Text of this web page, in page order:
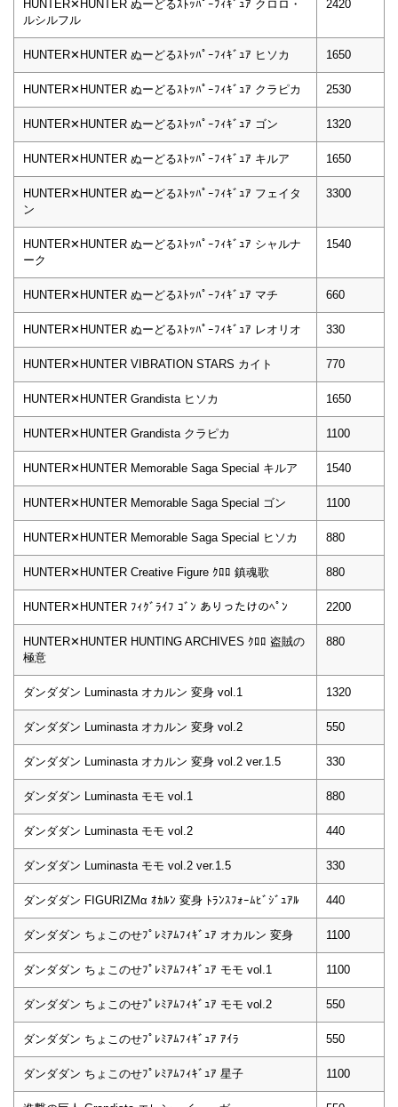
HUNTER✕HUNTER ぬーどるｽﾄｯﾊﾟｰﾌｨｷﾞｭｱ クロロ・
ルシルフル
2420
HUNTER✕HUNTER ぬーどるｽﾄｯﾊﾟｰﾌｨｷﾞｭｱ ヒソカ 1650
HUNTER✕HUNTER ぬーどるｽﾄｯﾊﾟｰﾌｨｷﾞｭｱ クラピカ 2530
HUNTER✕HUNTER ぬーどるｽﾄｯﾊﾟｰﾌｨｷﾞｭｱ ゴン 1320
HUNTER✕HUNTER ぬーどるｽﾄｯﾊﾟｰﾌｨｷﾞｭｱ キルア 1650
HUNTER✕HUNTER ぬーどるｽﾄｯﾊﾟｰﾌｨｷﾞｭｱ フェイタ
ン
3300
HUNTER✕HUNTER ぬーどるｽﾄｯﾊﾟｰﾌｨｷﾞｭｱ シャルナ
ーク
1540
HUNTER✕HUNTER ぬーどるｽﾄｯﾊﾟｰﾌｨｷﾞｭｱ マチ 660
HUNTER✕HUNTER ぬーどるｽﾄｯﾊﾟｰﾌｨｷﾞｭｱ レオリオ 330
HUNTER✕HUNTER VIBRATION STARS カイト 770
HUNTER✕HUNTER Grandista ヒソカ 1650
HUNTER✕HUNTER Grandista クラピカ 1100
HUNTER✕HUNTER Memorable Saga Special キルア 1540
HUNTER✕HUNTER Memorable Saga Special ゴン 1100
HUNTER✕HUNTER Memorable Saga Special ヒソカ 880
HUNTER✕HUNTER Creative Figure ｸﾛﾛ 鎮魂歌 880
HUNTER✕HUNTER ﾌｨｸﾞﾗｲﾌ ｺﾞﾝ ありったけのﾍﾟﾝ 2200
HUNTER✕HUNTER HUNTING ARCHIVES ｸﾛﾛ 盗賊の
極意
880
ダンダダン Luminasta オカルン 変身 vol.1 1320
ダンダダン Luminasta オカルン 変身 vol.2 550
ダンダダン Luminasta オカルン 変身 vol.2 ver.1.5 330
ダンダダン Luminasta モモ vol.1 880
ダンダダン Luminasta モモ vol.2 440
ダンダダン Luminasta モモ vol.2 ver.1.5 330
ダンダダン FIGURIZMα ｵｶﾙﾝ 変身 ﾄﾗﾝｽﾌｫｰﾑﾋﾞｼﾞｭｱﾙ 440
ダンダダン ちょこのせﾌﾟﾚﾐｱﾑﾌｨｷﾞｭｱ オカルン 変身 1100
ダンダダン ちょこのせﾌﾟﾚﾐｱﾑﾌｨｷﾞｭｱ モモ vol.1 1100
ダンダダン ちょこのせﾌﾟﾚﾐｱﾑﾌｨｷﾞｭｱ モモ vol.2 550
ダンダダン ちょこのせﾌﾟﾚﾐｱﾑﾌｨｷﾞｭｱ ｱｲﾗ 550
ダンダダン ちょこのせﾌﾟﾚﾐｱﾑﾌｨｷﾞｭｱ 星子 1100